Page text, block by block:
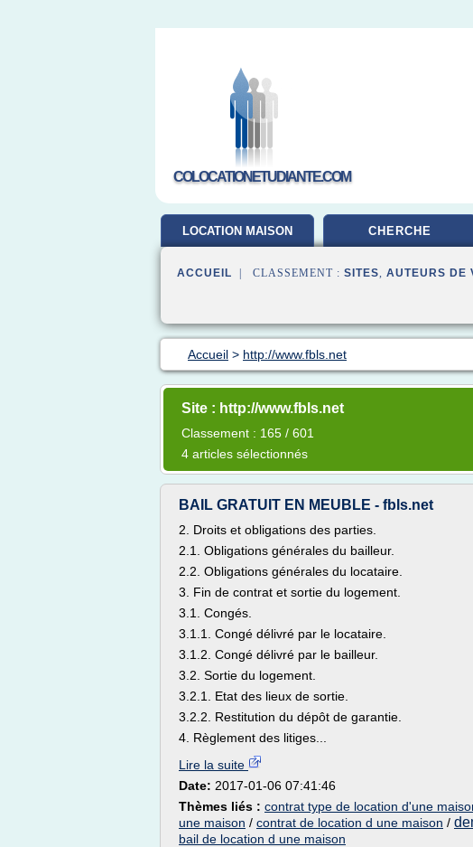
COLOCATIONETUDIANTE.COM
LOCATION MAISON CHERCHE
ACCUEIL | CLASSEMENT : SITES, AUTEURS DE
Accueil > http://www.fbls.net
Site : http://www.fbls.net
Classement : 165 / 601
4 articles sélectionnés
BAIL GRATUIT EN MEUBLE - fbls.net
2. Droits et obligations des parties.
2.1. Obligations générales du bailleur.
2.2. Obligations générales du locataire.
3. Fin de contrat et sortie du logement.
3.1. Congés.
3.1.1. Congé délivré par le locataire.
3.1.2. Congé délivré par le bailleur.
3.2. Sortie du logement.
3.2.1. Etat des lieux de sortie.
3.2.2. Restitution du dépôt de garantie.
4. Règlement des litiges...
Lire la suite
Date: 2017-01-06 07:41:46
Thèmes liés : contrat type de location d'une
une maison / contrat de location d une maison /
bail de location d une maison